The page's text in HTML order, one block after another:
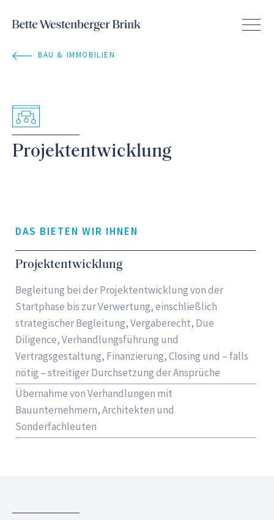
BAU & IMMOBILIEN
Projektentwicklung
DAS BIETEN WIR IHNEN
Projektentwicklung
Begleitung bei der Projektentwicklung von der
Startphase bis zur Verwertung, einschließlich
strategischer Begleitung, Vergaberecht, Due
Diligence, Verhandlungsführung und
Vertragsgestaltung, Finanzierung, Closing und – falls
nötig – streitiger Durchsetzung der Ansprüche
Übernahme von Verhandlungen mit
Bauunternehmern, Architekten und
Sonderfachleuten